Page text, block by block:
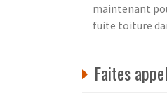
maintenant
fuite toiture
Faites